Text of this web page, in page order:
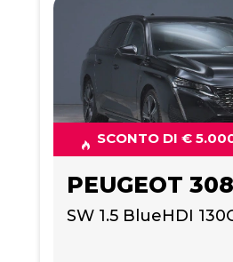
SCONTO DI €
PEUGEOT 308
SW 1.5 BlueHDI